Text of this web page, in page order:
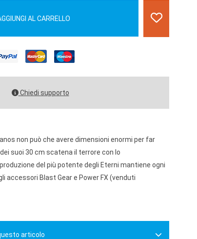
AL CARRELLO
Chiedi supporto
non può che avere dimensioni enormi per far
suoi 30 cm scatena il terrore con lo
del più potente degli Eterni mantiene ogni
accessori Blast Gear e Power FX (venduti
articolo